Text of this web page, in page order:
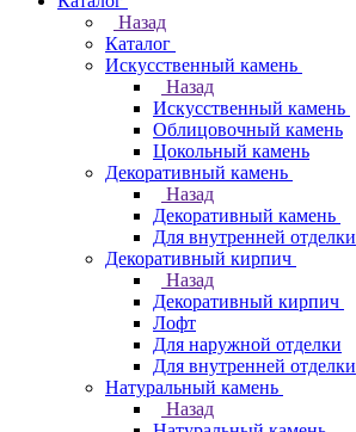
Назад
Каталог
Искусственный камень
Назад
Искусственный камень
Облицовочный камень
Цокольный камень
Декоративный камень
Назад
Декоративный камень
Для внутренней отделки
Декоративный кирпич
Назад
Декоративный кирпич
Лофт
Для наружной отделки
Для внутренней отделки
Натуральный камень
Назад